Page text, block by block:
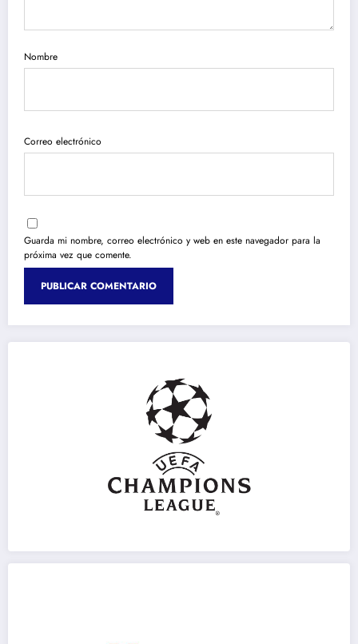
Nombre
Correo electrónico
Guarda mi nombre, correo electrónico y web en este navegador para la
próxima vez que comente.